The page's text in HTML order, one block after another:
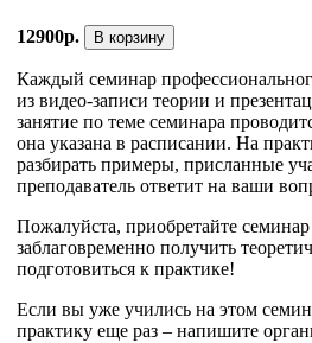
12900р. В корзину
Каждый семинар
из видео-записи теории и
занятие по теме семинара
она указана в расписании. На
разбирать примеры, присланные
преподаватель ответит на ваши
Пожалуйста, приобретайте
заблаговременно получить
подготовиться к практике!
Если вы уже учились на этом
практику еще раз – напишите